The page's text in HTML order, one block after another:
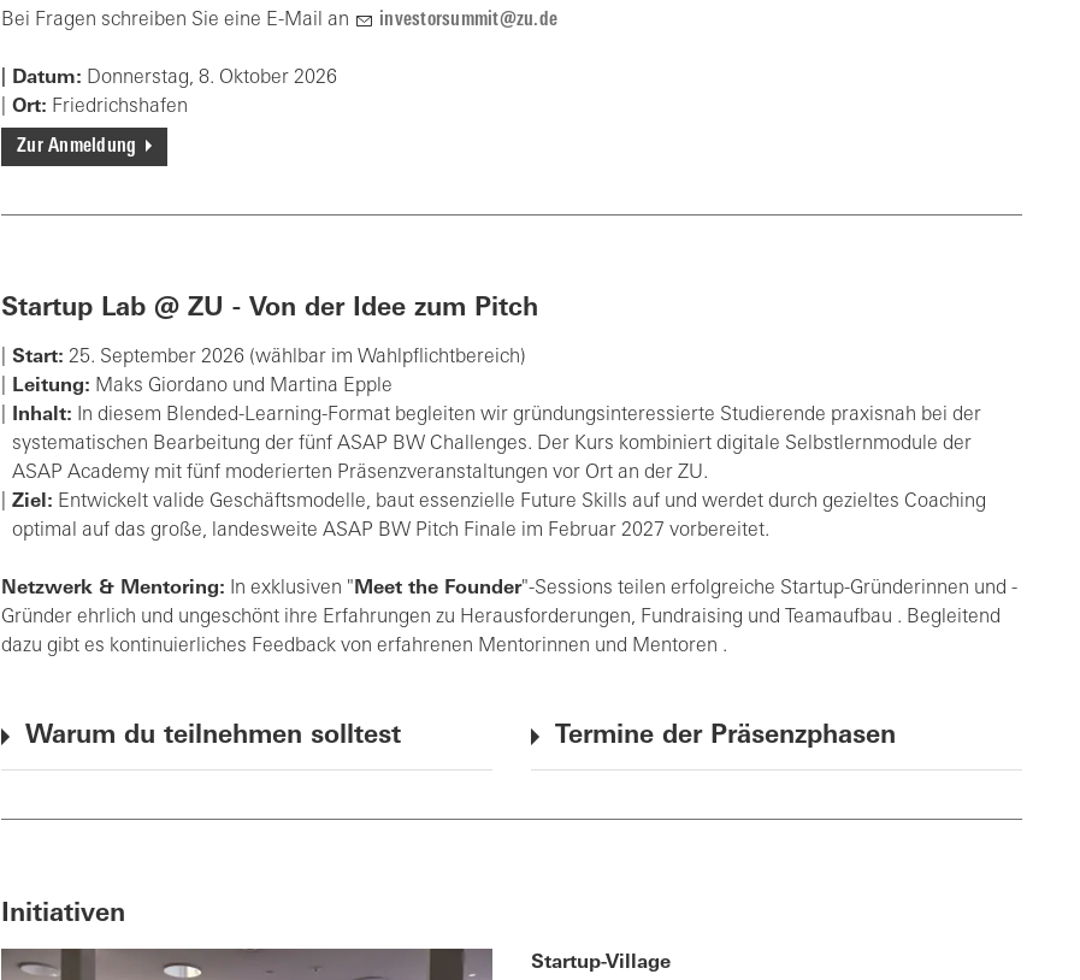
Bei Fragen schreiben Sie eine E-Mail an investorsummit@zu.de
Datum: Donnerstag, 8. Oktober 2026
Ort: Friedrichshafen
Zur Anmeldung
Startup Lab @ ZU - Von der Idee zum Pitch
Start: 25. September 2026 (wählbar im Wahlpflichtbereich)
Leitung: Maks Giordano und Martina Epple
Inhalt: In diesem Blended-Learning-Format begleiten wir gründungsinteressierte Studierende praxisnah bei der
systematischen Bearbeitung der fünf ASAP BW Challenges. Der Kurs kombiniert digitale Selbstlernmodule der
ASAP Academy mit fünf moderierten Präsenzveranstaltungen vor Ort an der ZU.
Ziel: Entwickelt valide Geschäftsmodelle, baut essenzielle Future Skills auf und werdet durch gezieltes Coaching
optimal auf das große, landesweite ASAP BW Pitch Finale im Februar 2027 vorbereitet.
Netzwerk & Mentoring: In exklusiven " Meet the Founder"-Sessions teilen erfolgreiche Startup-Gründerinnen und -
Gründer ehrlich und ungeschönt ihre Erfahrungen zu Herausforderungen, Fundraising und Teamaufbau . Begleitend
dazu gibt es kontinuierliches Feedback von erfahrenen Mentorinnen und Mentoren .
Warum du teilnehmen solltest Termine der Präsenzphasen
Initiativen
Startup-Village